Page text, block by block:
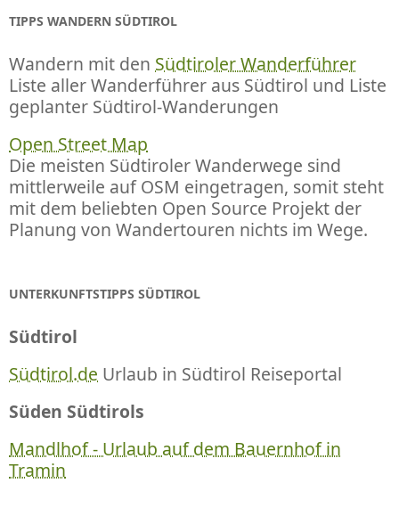
TIPPS WANDERN SÜDTIROL
Wandern mit den Südtiroler Wanderführer
Liste aller Wanderführer aus Südtirol und Liste
geplanter Südtirol-Wanderungen
Open Street Map
Die meisten Südtiroler Wanderwege sind
mittlerweile auf OSM eingetragen, somit steht
mit dem beliebten Open Source Projekt der
Planung von Wandertouren nichts im Wege.
UNTERKUNFTSTIPPS SÜDTIROL
Südtirol
Südtirol.de Urlaub in Südtirol Reiseportal
Süden Südtirols
Mandlhof - Urlaub auf dem Bauernhof in
Tramin